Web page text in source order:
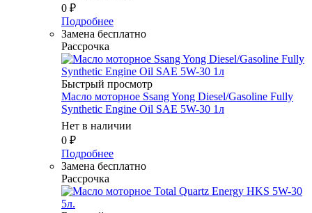
0 ₽
Подробнее
Замена бесплатно
Рассрочка
Быстрый просмотр
Масло мотоpное Ssang Yong Diesel/Gasoline Fully
Synthetic Engine Oil SAE 5W-30 1л
Нет в наличии
0 ₽
Подробнее
Замена бесплатно
Рассрочка